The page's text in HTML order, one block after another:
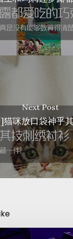
Next Post
猫咪放口袋神乎